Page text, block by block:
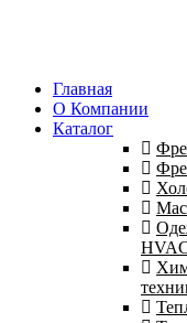
Главная
О Компании
Каталог